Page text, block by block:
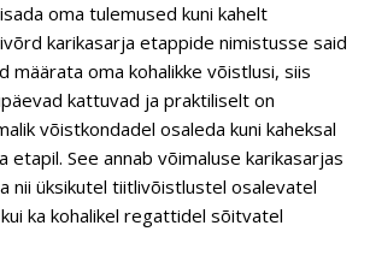
oma tulemused kuni kahelt
karikasarja etappide nimistusse said
määrata oma kohalikke võistlusi, siis
kattuvad ja praktiliselt on
võistkondadel osaleda kuni kaheksal
etapil. See annab võimaluse karikasarjas
nii üksikutel tiitlivõistlustel osalevatel
ka kohalikel regattidel sõitvatel